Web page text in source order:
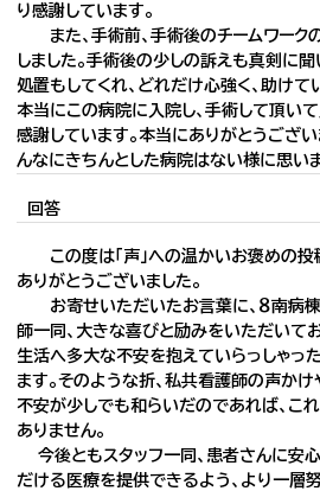
り感謝しています。
また、手術前、手術後のチームワーク
しました。手術後の少しの訴えも真剣に聞
処置もしてくれ、どれだけ心強く、助けて
本当にこの病院に入院し、手術して頂い
感謝しています。本当にありがとうござい
んなにきちんとした病院はない様に思いま
回答
この度は「声」への温かいお褒めの投
ありがとうございました。
お寄せいただいたお言葉に、８南病
師一同、大きな喜びと励みをいただいて
生活へ多大な不安を抱えていらっしゃっ
ます。そのような折、私共看護師の声か
不安が少しでも和らいだのであれば、こ
ありません。
今後ともスタッフ一同、患者さんに安
だける医療を提供できるよう、より一層